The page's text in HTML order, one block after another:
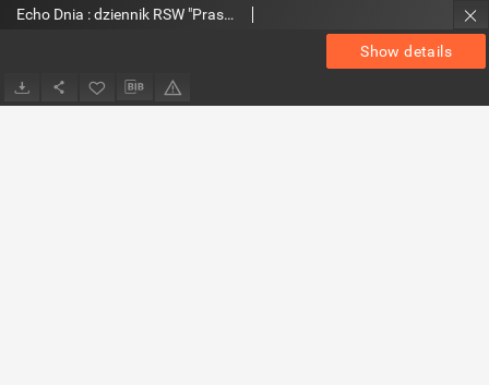
Show details
Echo Dnia : dziennik RSW "Prasa-Książka-Ruch" 1980, R.10, nr 65